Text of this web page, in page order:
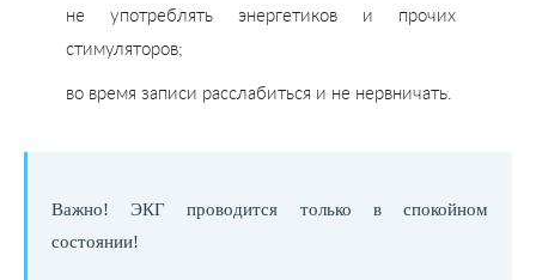
не употреблять энергетиков и прочих
стимуляторов;
во время записи расслабиться и не нервничать.
Важно! ЭКГ проводится только в спокойном
состоянии!